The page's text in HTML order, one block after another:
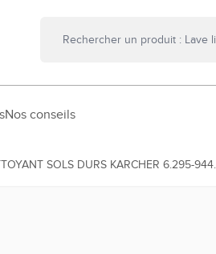
Nos conseils
SOLS DURS KARCHER 6.295-